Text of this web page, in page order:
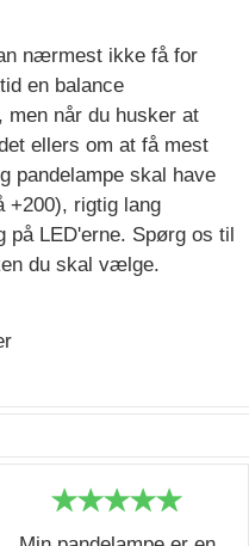
nærmest ikke få for
en balance
når du husker at
ellers om at få mest
pandelampe skal have
+200), rigtig lang
på LED'erne. Spørg os til
du skal vælge.